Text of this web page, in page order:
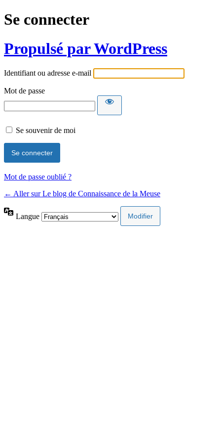
Se connecter
Propulsé par WordPress
Identifiant ou adresse e-mail
Mot de passe
Se souvenir de moi
Mot de passe oublié ?
← Aller sur Le blog de Connaissance de la Meuse
Langue